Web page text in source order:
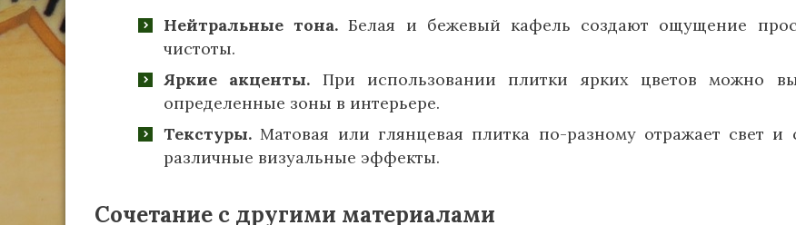
Нейтральные тона. Белая и бежевый кафель создают ощущение
чистоты.
Яркие акценты. При использовании плитки ярких цветов можно
определенные зоны в интерьере.
Текстуры. Матовая или глянцевая плитка по-разному отражает свет и
различные визуальные эффекты.
Сочетание с другими материалами